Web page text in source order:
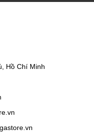
Hồ Chí Minh